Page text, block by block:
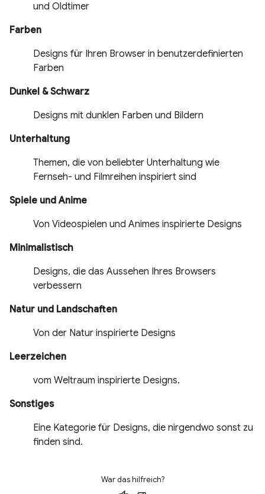
und Oldtimer
Farben
Designs für Ihren Browser in benutzerdefinierten
Farben
Dunkel & Schwarz
Designs mit dunklen Farben und Bildern
Unterhaltung
Themen, die von beliebter Unterhaltung wie
Fernseh- und Filmreihen inspiriert sind
Spiele und Anime
Von Videospielen und Animes inspirierte Designs
Minimalistisch
Designs, die das Aussehen Ihres Browsers
verbessern
Natur und Landschaften
Von der Natur inspirierte Designs
Leerzeichen
vom Weltraum inspirierte Designs.
Sonstiges
Eine Kategorie für Designs, die nirgendwo sonst zu
finden sind.
War das hilfreich?